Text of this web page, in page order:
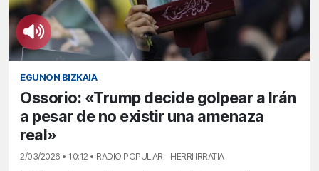
EGUNON BIZKAIA
Ossorio: «Trump decide golpear a Irán
a pesar de no existir una amenaza
real»
2/03/2026 • 10:12 • RADIO POPULAR - HERRI IRRATIA